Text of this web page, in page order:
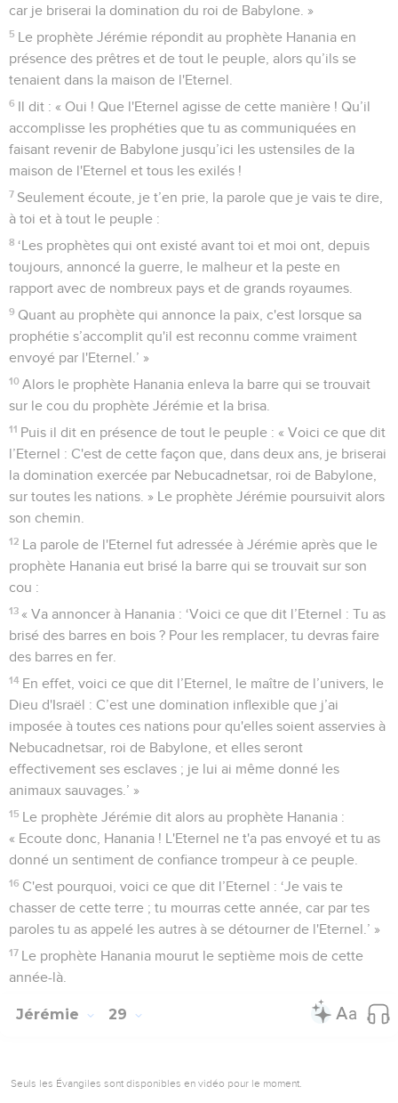
car je briserai la domination du roi de Babylone. »
5 Le prophète Jérémie répondit au prophète Hanania en
présence des prêtres et de tout le peuple, alors qu’ils se
tenaient dans la maison de l'Eternel.
6 Il dit : « Oui ! Que l'Eternel agisse de cette manière ! Qu’il
accomplisse les prophéties que tu as communiquées en
faisant revenir de Babylone jusqu’ici les ustensiles de la
maison de l'Eternel et tous les exilés !
7 Seulement écoute, je t’en prie, la parole que je vais te dire,
à toi et à tout le peuple :
8 ‘Les prophètes qui ont existé avant toi et moi ont, depuis
toujours, annoncé la guerre, le malheur et la peste en
rapport avec de nombreux pays et de grands royaumes.
9 Quant au prophète qui annonce la paix, c'est lorsque sa
prophétie s’accomplit qu'il est reconnu comme vraiment
envoyé par l'Eternel.’ »
10 Alors le prophète Hanania enleva la barre qui se trouvait
sur le cou du prophète Jérémie et la brisa.
11 Puis il dit en présence de tout le peuple : « Voici ce que dit
l’Eternel : C'est de cette façon que, dans deux ans, je briserai
la domination exercée par Nebucadnetsar, roi de Babylone,
sur toutes les nations. » Le prophète Jérémie poursuivit alors
son chemin.
12 La parole de l'Eternel fut adressée à Jérémie après que le
prophète Hanania eut brisé la barre qui se trouvait sur son
cou :
13 « Va annoncer à Hanania : ‘Voici ce que dit l’Eternel : Tu as
brisé des barres en bois ? Pour les remplacer, tu devras faire
des barres en fer.
14 En effet, voici ce que dit l’Eternel, le maître de l’univers, le
Dieu d'Israël : C’est une domination inflexible que j’ai
imposée à toutes ces nations pour qu'elles soient asservies à
Nebucadnetsar, roi de Babylone, et elles seront
effectivement ses esclaves ; je lui ai même donné les
animaux sauvages.’ »
15 Le prophète Jérémie dit alors au prophète Hanania :
« Ecoute donc, Hanania ! L'Eternel ne t'a pas envoyé et tu as
donné un sentiment de confiance trompeur à ce peuple.
16 C'est pourquoi, voici ce que dit l’Eternel : ‘Je vais te
chasser de cette terre ; tu mourras cette année, car par tes
paroles tu as appelé les autres à se détourner de l'Eternel.’ »
17 Le prophète Hanania mourut le septième mois de cette
année-là.
Jérémie 29
Seuls les Évangiles sont disponibles en vidéo pour le moment.